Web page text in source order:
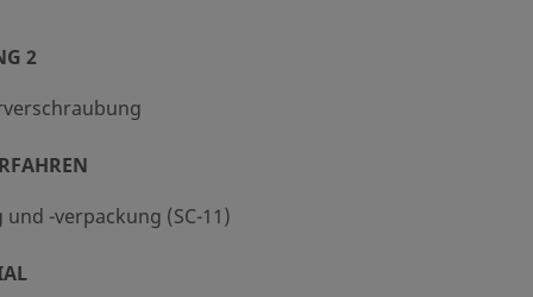
2
-verpackung (SC-11)